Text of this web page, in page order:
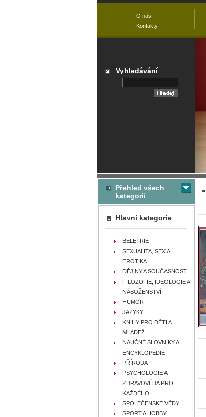
Přehled všech
kategorií
Hlavní kategorie
BELETRIE
SEXUALITA, SEX A
EROTIKA
DĚJINY A SOUČASNOST
FILOZOFIE, IDEOLOGIE A
NÁBOŽENSTVÍ
HUMOR
JAZYKY
KNIHY PRO DĚTI A
MLÁDEŽ
NAUČNÉ SLOVNÍKY A
ENCYKLOPEDIE
PŘÍRODA
PSYCHOLOGIE A
ZDRAVOVĚDA PRO
KAŽDÉHO
SPOLEČENSKÉ VĚDY
SPORT A HOBBY
O nás
Kontakty
Vyhledávání